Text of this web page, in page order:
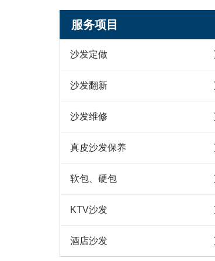
服务项目
沙发定做
沙发翻新
沙发维修
真皮沙发保养
软包、硬包
KTV沙发
酒店沙发